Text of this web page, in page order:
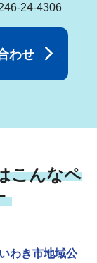
24-4306
わせ
こんなペ
わき市地域公